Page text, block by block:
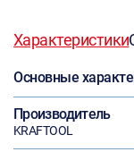
Характеристики
Основные
Производитель
KRAFTOOL